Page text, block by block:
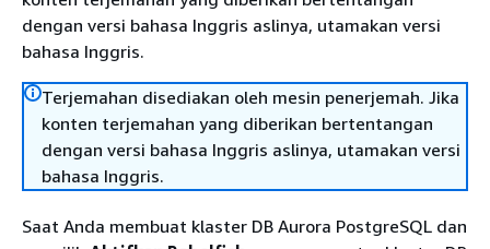
dengan versi bahasa Inggris aslinya, utamakan versi
bahasa Inggris.
Terjemahan disediakan oleh mesin penerjemah. Jika
konten terjemahan yang diberikan bertentangan
dengan versi bahasa Inggris aslinya, utamakan versi
bahasa Inggris.
Saat Anda membuat klaster DB Aurora PostgreSQL dan